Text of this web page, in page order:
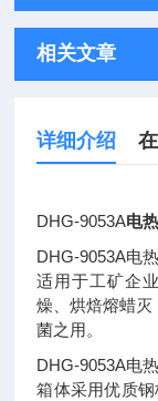
相关文章
详细介绍
DHG-9053A电
DHG-9053A电
适用于工矿企
燥、烘焙熔蜡灭
菌之用。
DHG-9053A电
箱体采用优质